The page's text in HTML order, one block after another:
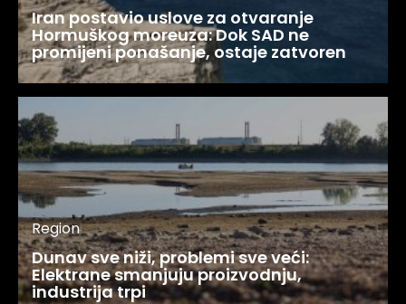
Iran postavio uslove za otvaranje
Hormuškog moreuza: Dok SAD ne
promijeni ponašanje, ostaje zatvoren
Region
Dunav sve niži, problemi sve veći:
Elektrane smanjuju proizvodnju,
industrija trpi